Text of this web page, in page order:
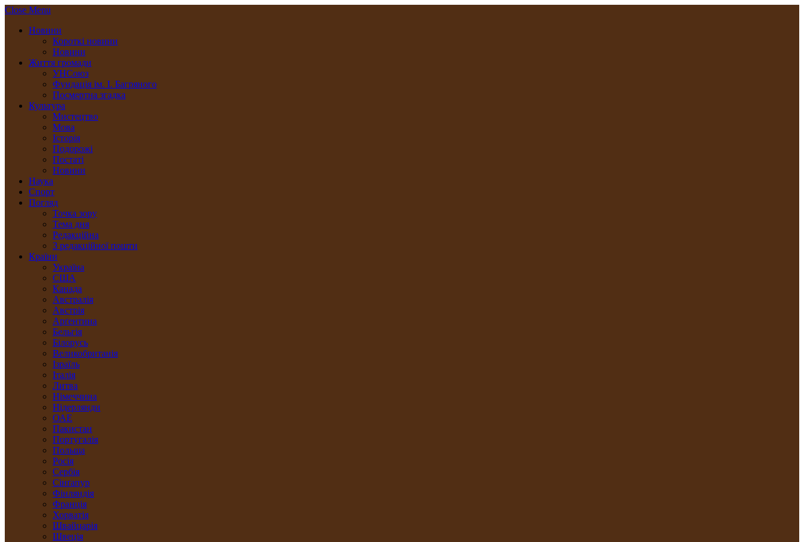
Close Menu
Новини
Короткі новини
Новини
Життя громади
УНСоюз
Фундація ім. І. Багряного
Посмертна згадка
Культура
Мистецтво
Мова
Історія
Подорожі
Постаті
Новини
Наука
Спорт
Погляд
Точка зору
Тема дня
Редакційна
З редакційної пошти
Країни
Україна
США
Канада
Австралія
Австрія
Арґентина
Бельгія
Білорусь
Великобританія
Ізраїль
Італія
Литва
Німеччина
Нідерлянди
ОАЕ
Пакистан
Португалія
Польща
Росія
Сербія
Сінґапур
Фінляндія
Франція
Хорватія
Швайцарія
Швеція